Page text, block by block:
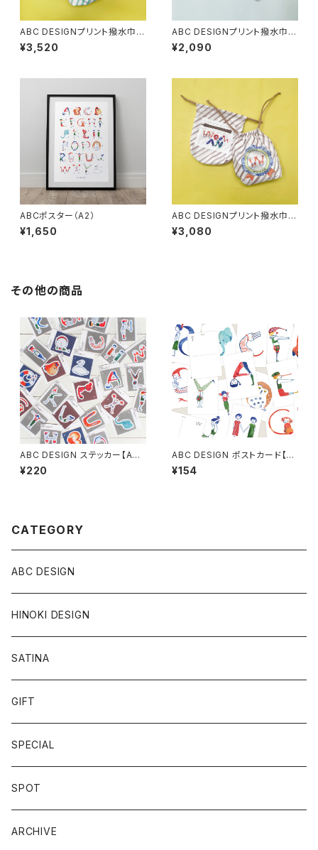
ABC DESIGNプリント撥水巾着
(Gadget)
¥3,520
ABC DESIGNプリント撥水巾着
(Battery)
¥2,090
ABCポスター（A2）
¥1,650
ABC DESIGNプリント撥水巾着
(Woman)
¥3,080
その他の商品
ABC DESIGN ステッカー【A～
Z】
¥220
ABC DESIGN ポストカード【A
～Z】
¥154
CATEGORY
ABC DESIGN
HINOKI DESIGN
SATINA
GIFT
SPECIAL
SPOT
ARCHIVE